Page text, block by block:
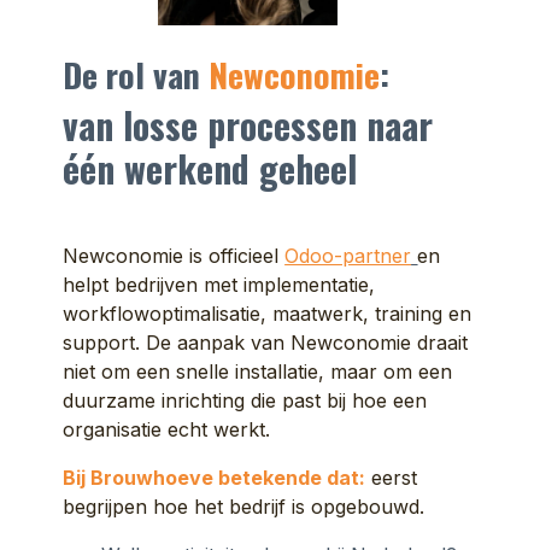
De rol van Newconomie:
van losse processen naar
één werkend geheel
Newconomie is officieelOdoo-partner en
helpt bedrijven met implementatie,
workflowoptimalisatie, maatwerk, training en
support. De aanpak van Newconomie draait
niet om een snelle installatie, maar om een
duurzame inrichting die past bij hoe een
organisatie echt werkt.
Bij Brouwhoeve betekende dat: eerst
begrijpen hoe het bedrijf is opgebouwd.